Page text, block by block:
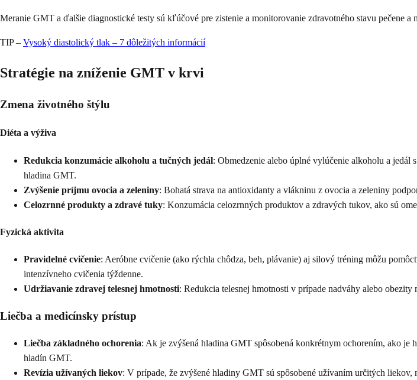
Meranie GMT a ďalšie diagnostické testy sú kľúčové pre zistenie a monitorovanie zdravotného stavu pečene
TIP – Vysoký diastolický tlak – 7 dôležitých informácií
Stratégie na zníženie GMT v krvi
Zmena životného štýlu
Diéta a výživa
Redukcia konzumácie alkoholu a tučných jedál: Obmedzenie alebo úplné vylúčenie alkoholu a
hladina GMT.
Zvýšenie príjmu ovocia a zeleniny: Bohatá strava na antioxidanty a vlákninu z ovocia a zeleniny
Celozrnné produkty a zdravé tuky: Konzumácia celozrnných produktov a zdravých tukov, ako sú
Fyzická aktivita
Pravidelné cvičenie: Aeróbne cvičenie (ako rýchla chôdza, beh, plávanie) aj silový tréning môžu
intenzívneho cvičenia týždenne.
Udržiavanie zdravej telesnej hmotnosti: Redukcia telesnej hmotnosti v prípade nadváhy alebo
Liečba a medicínsky prístup
Liečba základného ochorenia: Ak je zvýšená hladina GMT spôsobená konkrétnym ochorením, ako je
hladín GMT.
Revízia užívaných liekov: V prípade, že zvýšené hladiny GMT sú spôsobené užívaním určitých